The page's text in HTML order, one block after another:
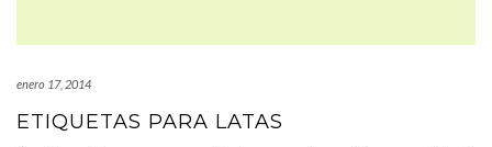
enero 17, 2014
ETIQUETAS PARA LATAS